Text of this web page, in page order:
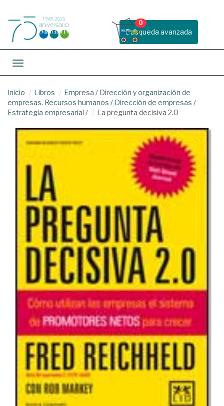
Busqueda avanzada
0
Toggle navigation
Inicio Libros Empresa / Dirección y organización de
empresas. Recursos humanos / Dirección de empresas /
Estrategia empresarial / La pregunta decisiva 2.0